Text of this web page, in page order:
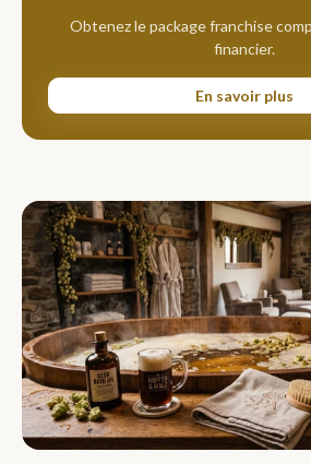
Obtenez le package franchise
financier.
En savoir plus